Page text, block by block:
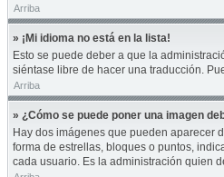
Arriba
» ¡Mi idioma no está en la lista!
Esto se puede deber a que la
siéntase libre de hacer una traducción.
Arriba
» ¿Cómo se puede poner una imagen
Hay dos imágenes que pueden aparecer
forma de estrellas, bloques o puntos,
cada usuario. Es la administración quien